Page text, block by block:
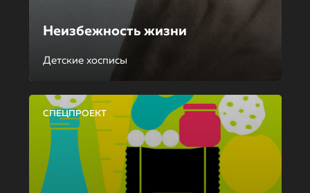
Неизбежность жизни
Детские хосписы
СПЕЦПРОЕКТ